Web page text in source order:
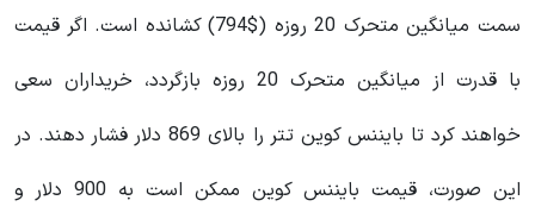
سمت میانگین متحرک 20 روزه ($794) کشانده است. اگر قیمت
با قدرت از میانگین متحرک 20 روزه بازگردد، خریداران سعی
خواهند کرد تا بایننس کوین تتر را بالای 869 دلار فشار دهند. در
این صورت، قیمت بایننس کوین ممکن است به 900 دلار و